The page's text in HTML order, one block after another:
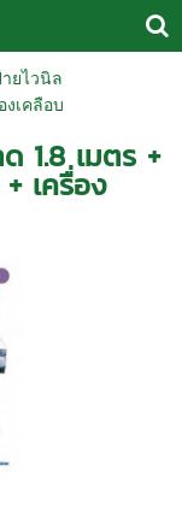
ยไวนิล
งเคลือบ
1.8 เมตร +
เครื่อง